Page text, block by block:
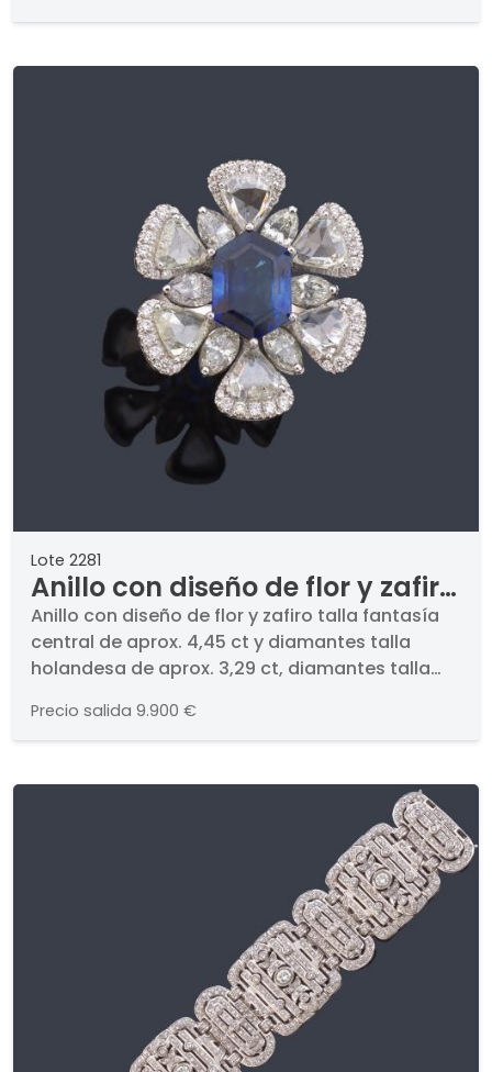
Lote 2281
Anillo con diseño de flor y zafiro
talla fantasía central de aprox.
4,45 ct y diamantes talla
holandesa de aprox. 3,29 ct,
diamantes talla marquís de
aprox. 1,64 ct y brillantes de
Anillo con diseño de flor y zafiro talla fantasía
central de aprox. 4,45 ct y diamantes talla
holandesa de aprox. 3,29 ct, diamantes talla
0,54 ct en total.. En montura de oro blanco de
18K.
Precio salida 9.900 €